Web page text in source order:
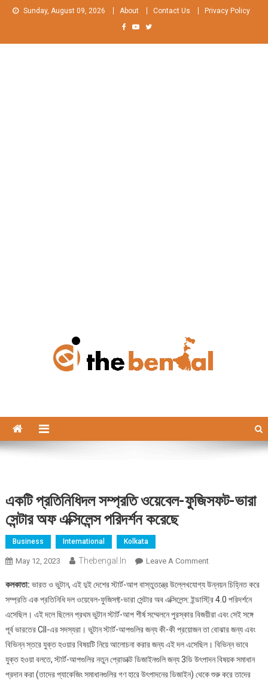
Skip
Sunday, August 09, 2026 About Contact Us Privacy Policy
একটি প্রতিনিধিদল সম্প্রতি ওয়েবেল-ফুজিসফট-ভারা
সেন্টার অফ এক্সিলেন্স পরিদর্শন করেছে
Business International Kolkata
May 12, 2023 Thebengal.in Leave A CommentOn
প্রতিনিধিদল
সম্প্রতি
ওয়েবেল-
ফুজিসফট-
ভারা
সেন্টার
অফ
কলকাতা: ভারত ও ভুটান, এই দুই দেশের স্টার্ট-আপ বাস্তুতন্ত্রে উল্লেখযোগ্য উন্নয়ন চিহ্নিত করে
সম্প্রতি এক প্রতিনিধি দল ওয়েবেল-ফুজিসফ্ট-ভারা সেন্টার অব এক্সিলেন্স: ইন্ডাস্ট্রি 4.0 পরিদর্শনে
এসেছিল। এই দলে ছিলেন প্রথম ভুটান স্টার্ট-আপ শীর্ষ সম্মেলনে পুরস্কার বিজয়ীরা এবং সেই সঙ্গে
পূর্ব ভারতের CII-এর সদস্যরা। ভুটান স্টার্ট-আপগুলির জন্য কী-কী প্রয়োজন তা বোঝার জন্য এবং
বিভিন্ন স্তরে যুক্ত হওয়ার বিষয়টি নিয়ে আলোচনা করার জন্য এই দল এসেছিল। বিভিন্ন ভাবে
যুক্ত হওয়া বলতে, স্টার্ট-আপগুলির নতুন প্রোডাক্ট ডিজাইনগুলি জন্য 3ডি উৎপাদন বিষয়ক সমাধান
প্রদান করা (তাদের প্যাকেজিং সমাধানগুলির গণ হারে উৎপাদনের ডিজাইন) থেকে শুরু করে তাদের